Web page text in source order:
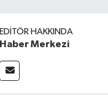
EDITÖR HAKKINDA
Haber Merkezi